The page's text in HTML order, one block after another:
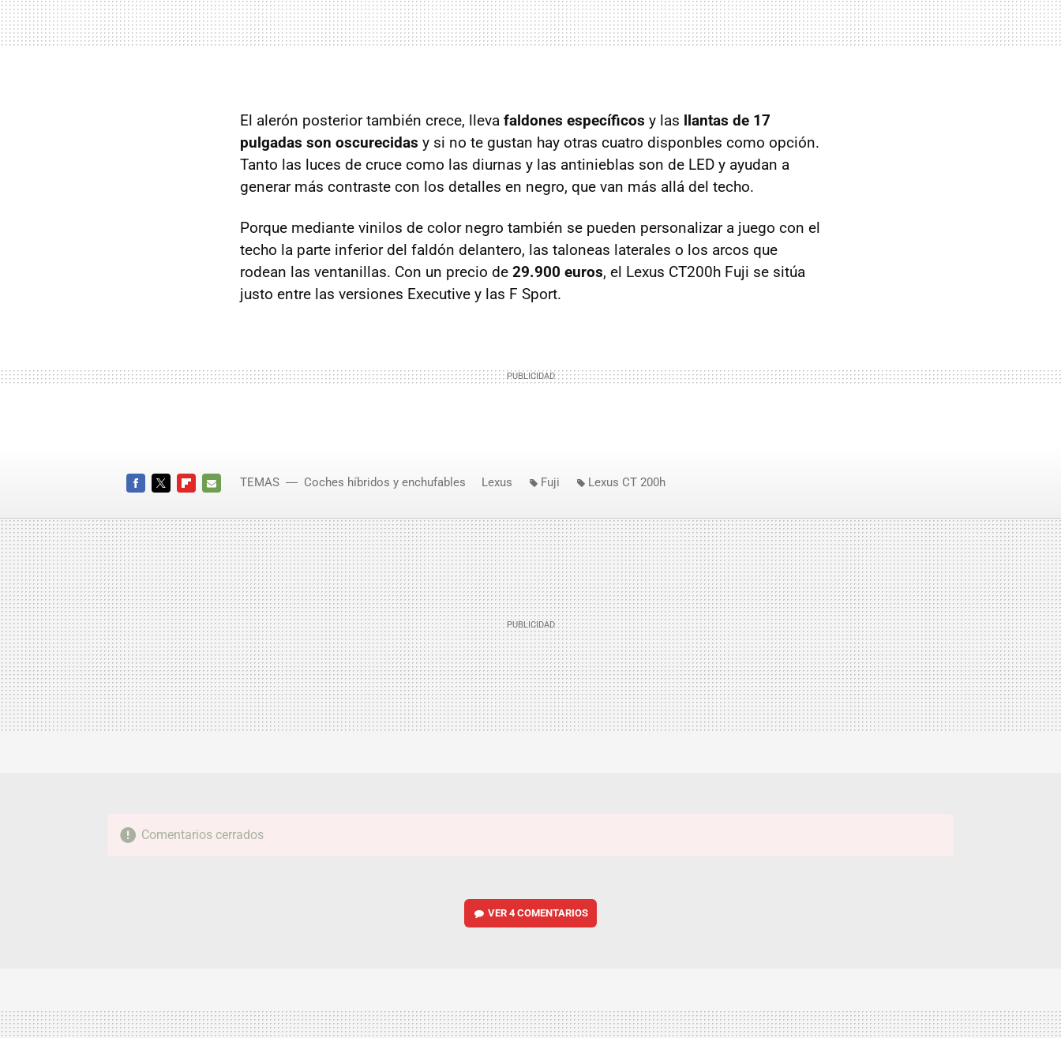
El alerón posterior también crece, lleva faldones específicos y las llantas de 17
pulgadas son oscurecidas y si no te gustan hay otras cuatro disponbles como opción.
Tanto las luces de cruce como las diurnas y las antinieblas son de LED y ayudan a
generar más contraste con los detalles en negro, que van más allá del techo.
Porque mediante vinilos de color negro también se pueden personalizar a juego con el
techo la parte inferior del faldón delantero, las taloneas laterales o los arcos que
rodean las ventanillas. Con un precio de 29.900 euros, el Lexus CT200h Fuji se sitúa
justo entre las versiones Executive y las F Sport.
MAIL
TEMAS Coches híbridos y enchufables Lexus Fuji Lexus CT 200h
Comentarios cerrados
VER4 COMENTARIOS